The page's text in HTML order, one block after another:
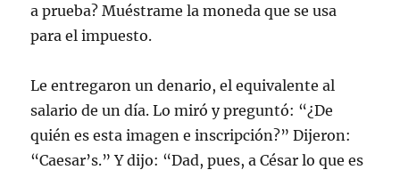
a prueba? Muéstrame la moneda que se usa
para el impuesto.
Le entregaron un denario, el equivalente al
salario de un día. Lo miró y preguntó: “¿De
quién es esta imagen e inscripción?” Dijeron:
“Caesar’s.” Y dijo: “Dad, pues, a César lo que es